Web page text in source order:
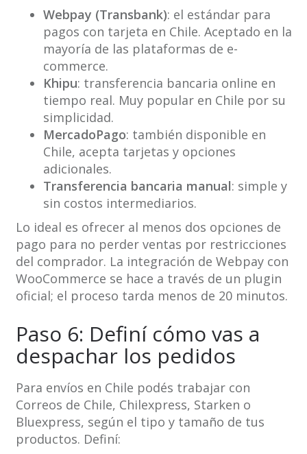
Webpay (Transbank): el estándar para
pagos con tarjeta en Chile. Aceptado en la
mayoría de las plataformas de e-
commerce.
Khipu: transferencia bancaria online en
tiempo real. Muy popular en Chile por su
simplicidad.
MercadoPago: también disponible en
Chile, acepta tarjetas y opciones
adicionales.
Transferencia bancaria manual: simple y
sin costos intermediarios.
Lo ideal es ofrecer al menos dos opciones de
pago para no perder ventas por restricciones
del comprador. La integración de Webpay con
WooCommerce se hace a través de un plugin
oficial; el proceso tarda menos de 20 minutos.
Paso 6: Definí cómo vas a
despachar los pedidos
Para envíos en Chile podés trabajar con
Correos de Chile, Chilexpress, Starken o
Bluexpress, según el tipo y tamaño de tus
productos. Definí: